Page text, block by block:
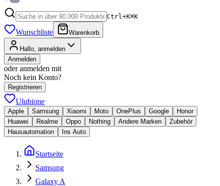
Ctrl+K⌘K
Wunschliste Warenkorb
Hallo, anmelden
Anmelden
oder anmelden mit
Noch kein Konto?
Registrieren
Ulubione
Apple Samsung Xiaomi Moto OnePlus Google
Honor
Huawei
Realme Oppo Nothing Andere Marken
Zubehör
Hausautomation
Ins Auto
Startseite
Samsung
Galaxy A